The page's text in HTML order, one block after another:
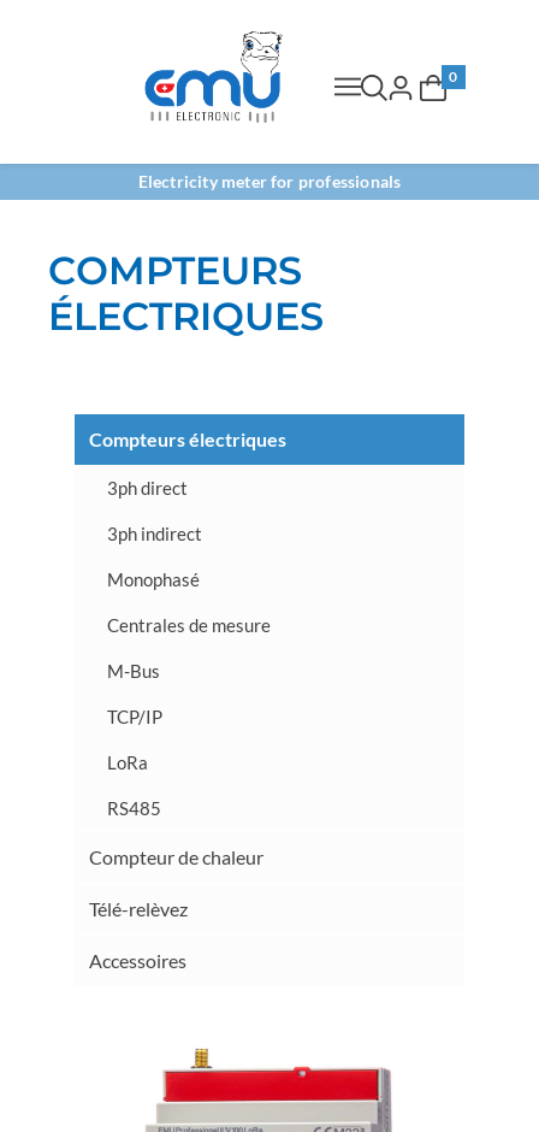
0
Electricity meter for professionals
COMPTEURS
ÉLECTRIQUES
Compteurs électriques
3ph direct
3ph indirect
Monophasé
Centrales de mesure
M-Bus
TCP/IP
LoRa
RS485
Compteur de chaleur
Télé-relèvez
Accessoires